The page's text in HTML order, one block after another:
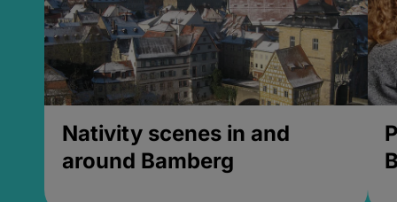
Nativity scenes in and
around Bamberg